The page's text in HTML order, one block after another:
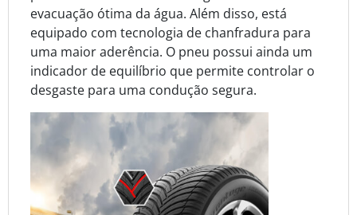
evacuação ótima da água. Além disso, está
equipado com tecnologia de chanfradura para
uma maior aderência. O pneu possui ainda um
indicador de equilíbrio que permite controlar o
desgaste para uma condução segura.